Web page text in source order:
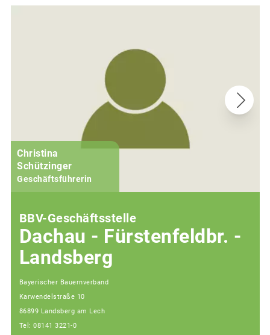
Christina
Schützinger
Geschäftsführerin
BBV-Geschäftsstelle
Dachau - Fürstenfeldbr. -
Landsberg
Bayerischer Bauernverband
Karwendelstraße 10
86899 Landsberg am Lech
Tel: 08141 3221-0